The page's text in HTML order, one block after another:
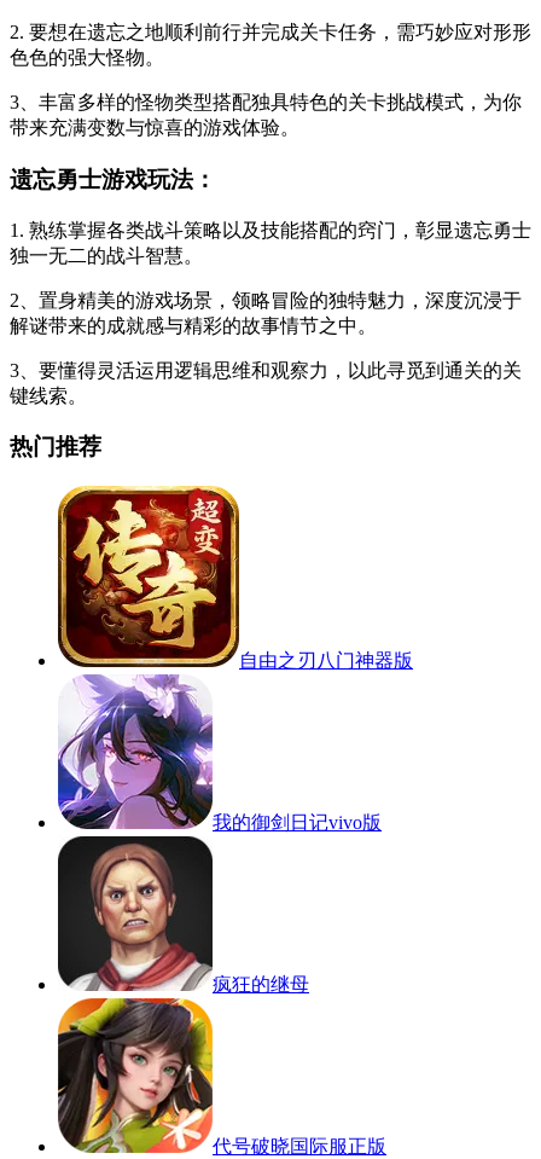
2. 要想在遗忘之地顺利前行并完成关卡任务，需巧妙应对形形
色色的强大怪物。
3、丰富多样的怪物类型搭配独具特色的关卡挑战模式，为你
带来充满变数与惊喜的游戏体验。
遗忘勇士游戏玩法：
1. 熟练掌握各类战斗策略以及技能搭配的窍门，彰显遗忘勇士
独一无二的战斗智慧。
2、置身精美的游戏场景，领略冒险的独特魅力，深度沉浸于
解谜带来的成就感与精彩的故事情节之中。
3、要懂得灵活运用逻辑思维和观察力，以此寻觅到通关的关
键线索。
热门推荐
自由之刃八门神器版
我的御剑日记vivo版
疯狂的继母
代号破晓国际服正版